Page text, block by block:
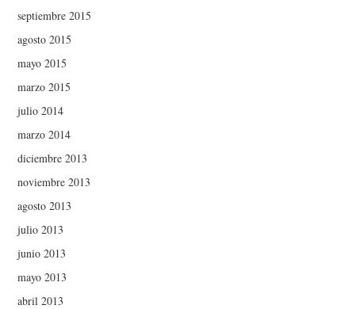
septiembre 2015
agosto 2015
mayo 2015
marzo 2015
julio 2014
marzo 2014
diciembre 2013
noviembre 2013
agosto 2013
julio 2013
junio 2013
mayo 2013
abril 2013